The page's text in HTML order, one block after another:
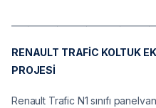
RENAULT TRAFİC KOLTUK
PROJESİ
Renault Trafic N1 sınıfı